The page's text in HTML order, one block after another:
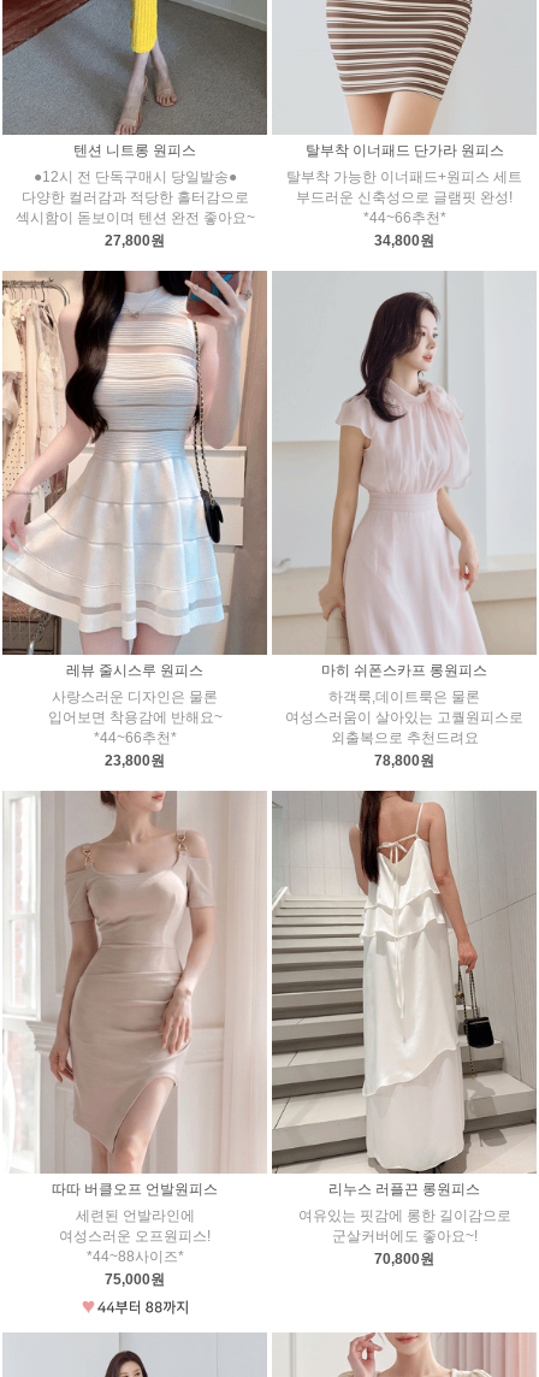
텐션 니트롱 원피스
●12시 전 단독구매시 당일발송●
다양한 컬러감과 적당한 홀터감으로
섹시함이 돋보이며 텐션 완전 좋아요~
27,800원
탈부착 이너패드 단가라 원피스
탈부착 가능한 이너패드+원피스 세트
부드러운 신축성으로 글램핏 완성!
*44~66추천*
34,800원
레뷰 줄시스루 원피스
사랑스러운 디자인은 물론
입어보면 착용감에 반해요~
*44~66추천*
23,800원
마히 쉬폰스카프 롱원피스
하객룩,데이트룩은 물론
여성스러움이 살아있는 고퀄원피스로
외출복으로 추천드려요
78,800원
따따 버클오프 언발원피스
세련된 언발라인에
여성스러운 오프원피스!
*44~88사이즈*
75,000원
리누스 러플끈 롱원피스
여유있는 핏감에 롱한 길이감으로
군살커버에도 좋아요~!
70,800원